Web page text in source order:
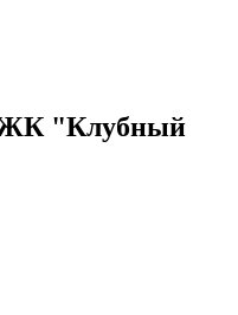
ЖК "Клубный